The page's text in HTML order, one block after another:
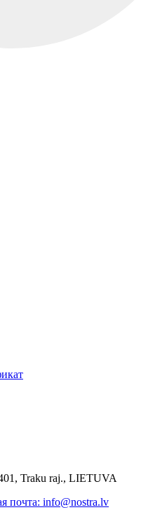
Traku raj., LIETUVA
почта: info@nostra.lv